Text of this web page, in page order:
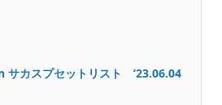
カスプセットリスト ’23.06.04